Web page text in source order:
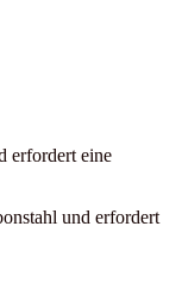
erfordert eine
und erfordert